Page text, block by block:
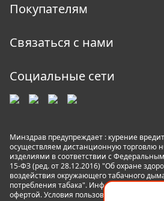
Покупателям
Связаться с нами
Социальные сети
Минздрав предупреждает : курение
осуществляем дистанционную торговлю
изделиями в соответствии с
15-ФЗ (ред. от 28.12.2016) "Об охране
воздействия окружающего табачного
потребления табака". Информация на
офертой. Условия пользования сайтом